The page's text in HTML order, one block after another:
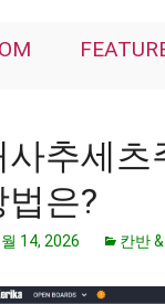
사추세츠
법은?
14, 2026 칸반